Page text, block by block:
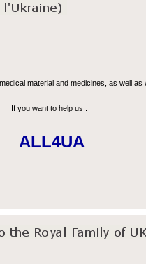
material and medicines, as well
If you want to help us :
ALL4UA